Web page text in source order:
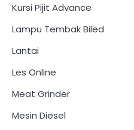
Kursi Pijit Advance
Lampu Tembak Biled
Lantai
Les Online
Meat Grinder
Mesin Diesel